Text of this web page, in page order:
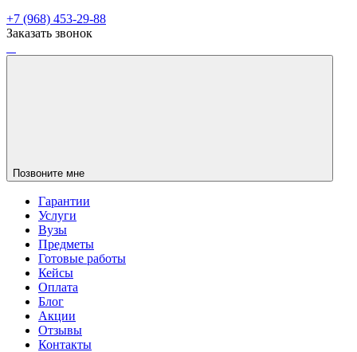
+7 (968) 453-29-88
Заказать звонок
Позвоните мне
Гарантии
Услуги
Вузы
Предметы
Готовые работы
Кейсы
Оплата
Блог
Акции
Отзывы
Контакты